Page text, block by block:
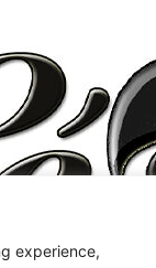
experience,